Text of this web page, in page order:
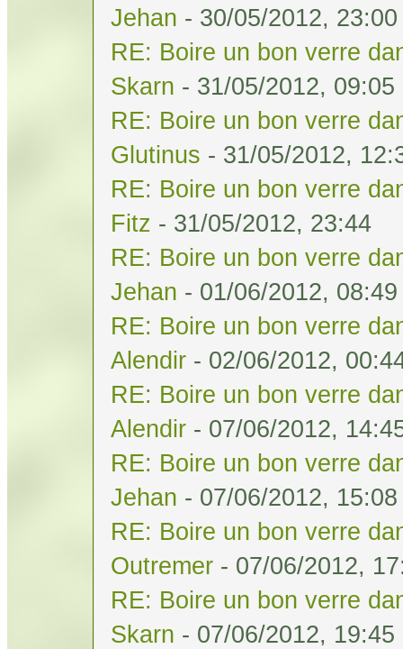
Jehan - 30/05/2012, 23:00
RE: Boire un bon verre
Skarn - 31/05/2012, 09:05
RE: Boire un bon verre
Glutinus - 31/05/2012,
RE: Boire un bon verre
Fitz - 31/05/2012, 23:44
RE: Boire un bon verre
Jehan - 01/06/2012, 08:49
RE: Boire un bon verre
Alendir - 02/06/2012,
RE: Boire un bon verre
Alendir - 07/06/2012,
RE: Boire un bon verre
Jehan - 07/06/2012, 15:08
RE: Boire un bon verre
Outremer - 07/06/2012,
RE: Boire un bon verre
Skarn - 07/06/2012, 19:45